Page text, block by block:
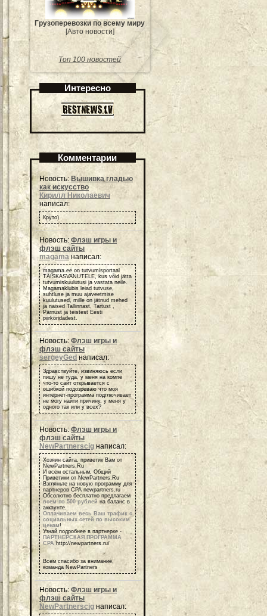
Грузоперевозки по всему миру
[Авто новости]
Топ 100 новостей
Интересно
Комментарии
Новость: Вышивка гладью
как искусство
Кирилл Николаевич
написал:
Круто)
Новость:Флэш игры и
флэш сайты
magama написал:
magama.ee on tutvumisportaal
TÄISKASVANUTELE, kus võid jätta
tutvumiskuulutusi ja vastata neile.
Magamaklubis leiad tutvuse,
suhtluse ja muu ajaveetmise
kuulutused, mille on jätnud mehed
ja naised Tallinnast, Tartust ,
Pärnust ja teistest Eesti
piirkondadest.
Новость: Флэш игры и
флэш сайты
sergeyGedнаписал:
Здравствуйте, извиняюсь если
пишу не туда, у меня на компе
что-то сайт открывается с
ошибкой подозреваю что моя
интернет-программа подглючивает
не могу найти причину, у меня у
одного так или у всех?
Новость: Флэш игры и
флэш сайты
NewPartnerscig написал:
Хозяин сайта, приветик Вам от
NewPartners.Ru
И всем остальным, Общий
Приветики от NewPartners.Ru
Взгляньте на новую программу для
партнеров СРА newpartners.ru
Обсолютно бесплатно предлагаем
всем по 500 рублей на баланс в
аккаунте.
Оплачиваем весь Ваш трафик с
социальных сетей по высоким
ценам!
Узнай подробнее в партнерке -
ПАРТНЕРСКАЯ ПРОГРАММА
СРА http://newpartners.ru/
Всем спасибо за внимание,
команда NewPartners
Новость: Флэш игры и
флэш сайты
NewPartnerscigнаписал: